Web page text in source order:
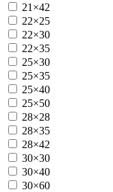
21×42
22×25
22×30
22×35
25×30
25×35
25×40
25×50
28×28
28×35
28×42
30×30
30×40
30×60